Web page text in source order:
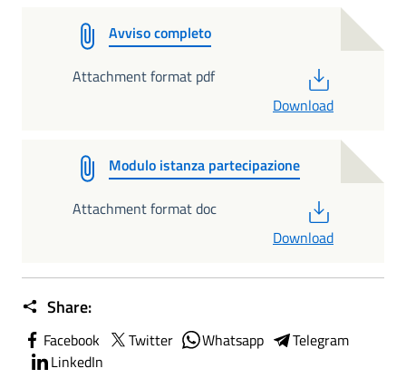
Avviso completo
Attachment format pdf
Download
Modulo istanza partecipazione
Attachment format doc
Download
Share:
Facebook Twitter Whatsapp
Telegram
LinkedIn